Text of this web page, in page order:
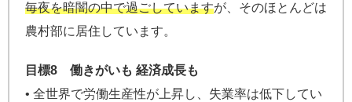
毎夜を暗闇の中で過ごしていますが、そのほとんどは
農村部に居住しています。
目標8 働きがいも 経済成長も
• 全世界で労働生産性が上昇し、失業率は低下してい